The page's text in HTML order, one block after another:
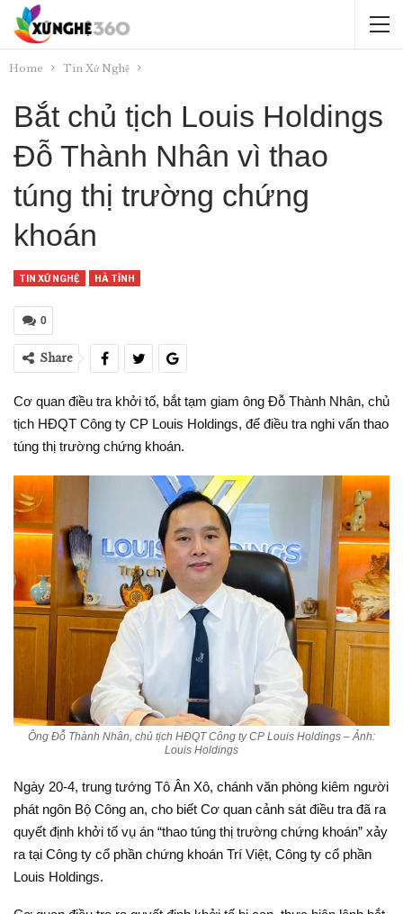
Home Tin Xứ Nghệ
Bắt chủ tịch Louis Holdings
Đỗ Thành Nhân vì thao
túng thị trường chứng
khoán
TIN XỨ NGHỆ HÀ TĨNH
0
Share
Cơ quan điều tra khởi tố, bắt tạm giam ông Đỗ Thành Nhân, chủ
tịch HĐQT Công ty CP Louis Holdings, để điều tra nghi vấn thao
túng thị trường chứng khoán.
Ông Đỗ Thành Nhân, chủ tịch HĐQT Công ty CP Louis Holdings – Ảnh:
Louis Holdings
Ngày 20-4, trung tướng Tô Ân Xô, chánh văn phòng kiêm người
phát ngôn Bộ Công an, cho biết Cơ quan cảnh sát điều tra đã ra
quyết định khởi tố vụ án “thao túng thị trường chứng khoán” xảy
ra tại Công ty cổ phần chứng khoán Trí Việt, Công ty cổ phần
Louis Holdings.